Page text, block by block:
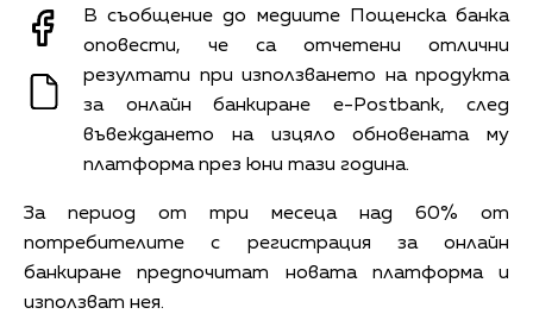
В съобщение до медиите Пощенска банка
оповести, че са отчетени отлични
резултати при използването на продукта
за онлайн банкиране e-Postbank, след
въвеждането на изцяло обновената му
платформа през юни тази година.
За период от три месеца над 60% от
потребителите с регистрация за онлайн
банкиране предпочитат новата платформа и
използват нея.